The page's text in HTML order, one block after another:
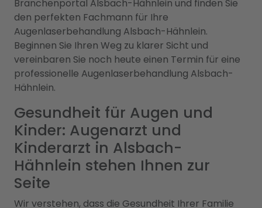
Branchenportal Alsbach-Hähnlein und finden Sie
den perfekten Fachmann für Ihre
Augenlaserbehandlung Alsbach-Hähnlein.
Beginnen Sie Ihren Weg zu klarer Sicht und
vereinbaren Sie noch heute einen Termin für eine
professionelle Augenlaserbehandlung Alsbach-
Hähnlein.
Gesundheit für Augen und
Kinder: Augenarzt und
Kinderarzt in Alsbach-
Hähnlein stehen Ihnen zur
Seite
Wir verstehen, dass die Gesundheit Ihrer Familie